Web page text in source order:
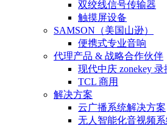
双绞线信号传输器
触摸屏设备
SAMSON（美国山逊）
便携式专业音响
代理产品 & 战略合作伙伴
现代中庆 zonekey
TCL 商用
解决方案
云广播系统解决方案
无人智能化音视频